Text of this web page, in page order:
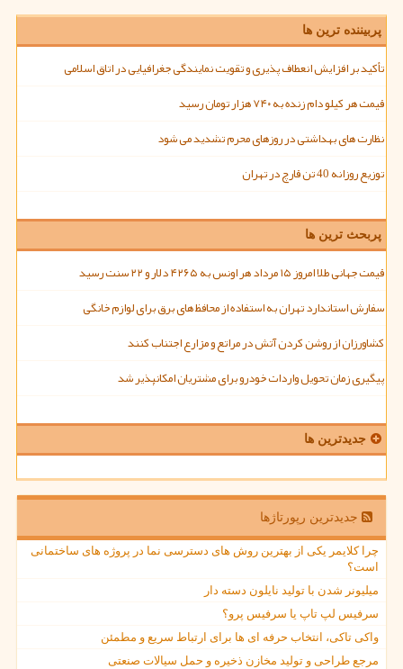
پربیننده ترین ها
تأکید بر افزایش انعطاف پذیری و تقویت نمایندگی جغرافیایی در اتاق اسلامی
قیمت هر کیلو دام زنده به ۷۴۰ هزار تومان رسید
نظارت های بهداشتی در روزهای محرم تشدید می شود
توزیع روزانه 40 تن قارچ در تهران
پربحث ترین ها
قیمت جهانی طلا امروز ۱۵ مرداد هر اونس به ۴۲۶۵ دلار و ۲۲ سنت رسید
سفارش استاندارد تهران به استفاده از محافظ های برق برای لوازم خانگی
کشاورزان از روشن کردن آتش در مراتع و مزارع اجتناب کنند
پیگیری زمان تحویل واردات خودرو برای مشتریان امکانپذیر شد
جدیدترین ها
جدیدترین رپورتاژها
چرا کلایمر یکی از بهترین روش های دسترسی نما در پروژه های ساختمانی
است؟
میلیونر شدن با تولید نایلون دسته دار
سرفیس لپ تاپ یا سرفیس پرو؟
واکی تاکی، انتخاب حرفه ای ها برای ارتباط سریع و مطمئن
مرجع طراحی و تولید مخازن ذخیره و حمل سیالات صنعتی